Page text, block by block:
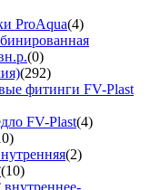
ProAqua(4)
(0)
(292)
фитинги FV-Plast
FV-Plast(4)
(2)
(10)
внутреннее-